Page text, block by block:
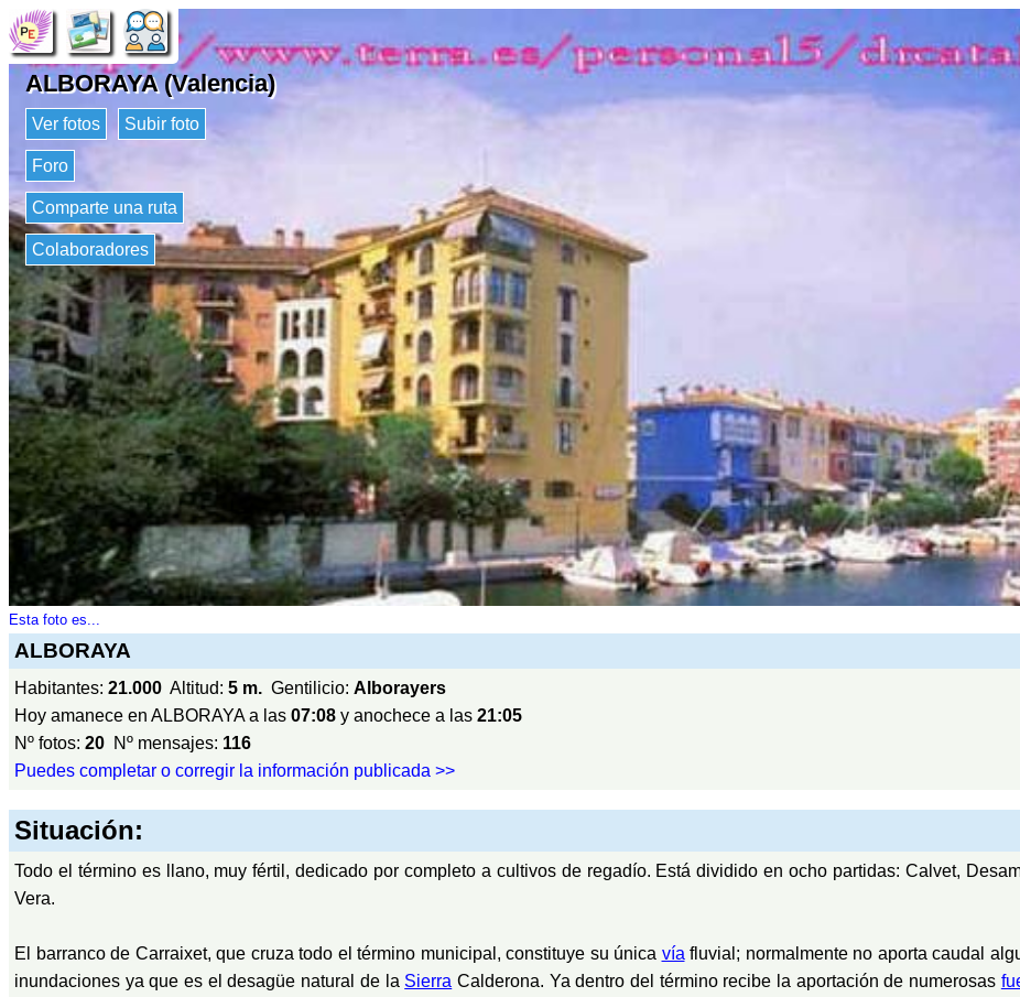
ALBORAYA (Valencia)
Ver fotos Subir foto
Foro
Comparte una ruta
Colaboradores
Esta foto es...
ALBORAYA
Habitantes: 21.000 Altitud: 5 m. Gentilicio: Alborayers
Hoy amanece en ALBORAYA a las 07:08 y anochece a las 21:05
Nº fotos: 20 Nº mensajes: 116
Puedes completar o corregir la información publicada >>
Situación:
Todo el término es llano, muy fértil, dedicado por completo a cultivos de regadío. Está dividido en ocho partidas: Calvet,
Vera.
El barranco de Carraixet, que cruza todo el término municipal, constituye su única vía fluvial; normalmente no aporta caudal
inundaciones ya que es el desagüe natural de la Sierra Calderona. Ya dentro del término recibe la aportación de numerosas